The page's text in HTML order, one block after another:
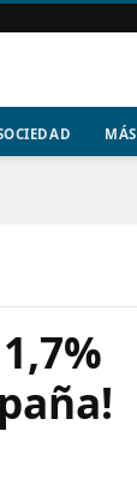
MÁS